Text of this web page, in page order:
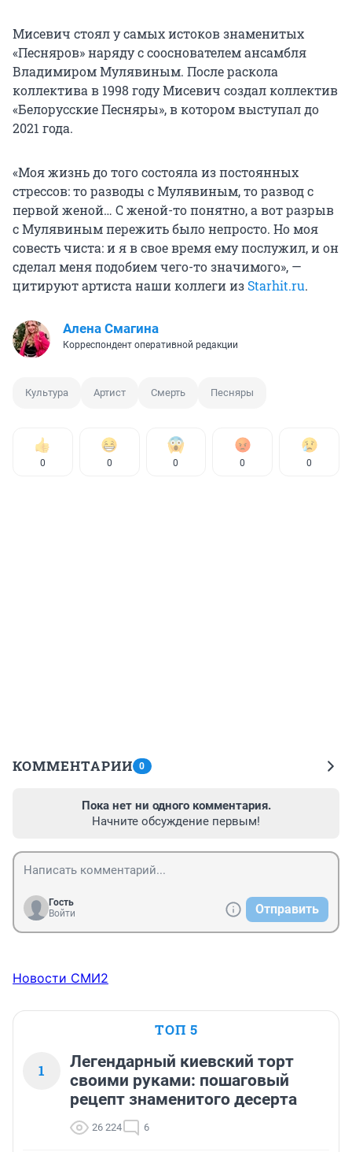
Мисевич стоял у самых истоков знаменитых
«Песняров» наряду с сооснователем ансамбля
Владимиром Мулявиным. После раскола
коллектива в 1998 году Мисевич создал коллектив
«Белорусские Песняры», в котором выступал до
2021 года.
«Моя жизнь до того состояла из постоянных
стрессов: то разводы с Мулявиным, то развод с
первой женой… С женой-то понятно, а вот разрыв
с Мулявиным пережить было непросто. Но моя
совесть чиста: и я в свое время ему послужил, и он
сделал меня подобием чего-то значимого», —
цитируют артиста наши коллеги из Starhit.ru.
Алена Смагина
Корреспондент оперативной редакции
Культура Артист Смерть Песняры
0 0 0 0 0
КОММЕНТАРИИ 0
Пока нет ни одного комментария.
Начните обсуждение первым!
Гость
Войти
Отправить
Новости СМИ2
ТОП 5
1
Легендарный киевский торт
своими руками: пошаговый
рецепт знаменитого десерта
26 224 6